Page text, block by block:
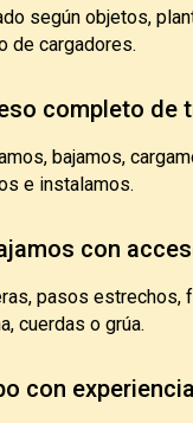
según objetos,
de cargadores.
completo de
bajamos,
e instalamos.
con
pasos estrechos,
cuerdas o grúa.
con experiencia